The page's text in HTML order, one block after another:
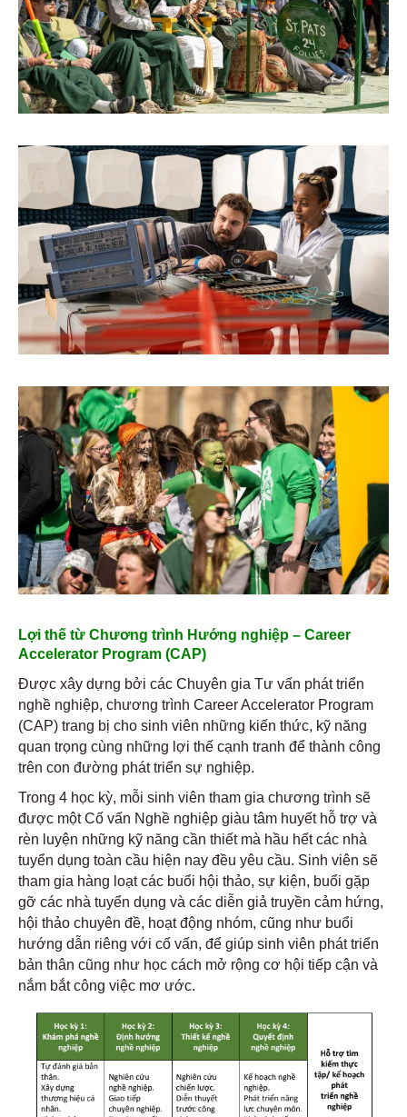
Lợi thế từ Chương trình Hướng nghiệp – Career
Accelerator Program (CAP)
Được xây dựng bởi các Chuyên gia Tư vấn phát triển
nghề nghiệp, chương trình Career Accelerator Program
(CAP) trang bị cho sinh viên những kiến thức, kỹ năng
quan trọng cùng những lợi thế cạnh tranh để thành công
trên con đường phát triển sự nghiệp.
Trong 4 học kỳ, mỗi sinh viên tham gia chương trình sẽ
được một Cố vấn Nghề nghiệp giàu tâm huyết hỗ trợ và
rèn luyện những kỹ năng cần thiết mà hầu hết các nhà
tuyển dụng toàn cầu hiện nay đều yêu cầu. Sinh viên sẽ
tham gia hàng loạt các buổi hội thảo, sự kiện, buổi gặp
gỡ các nhà tuyển dụng và các diễn giả truyền cảm hứng,
hội thảo chuyên đề, hoạt động nhóm, cũng như buổi
hướng dẫn riêng với cố vấn, để giúp sinh viên phát triển
bản thân cũng như học cách mở rộng cơ hội tiếp cận và
nắm bắt công việc mơ ước.